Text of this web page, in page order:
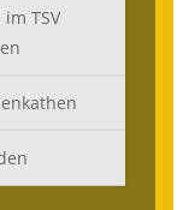
TSV